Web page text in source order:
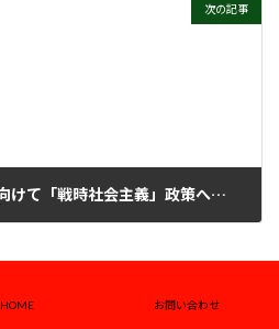
次の記事
ウクライナ 防衛強化に向けて「戦時社会主義」政策への移行を
HOME お問い合わせ